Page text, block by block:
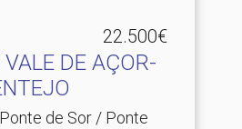
22.500€
DE AÇOR-
de Sor / Ponte